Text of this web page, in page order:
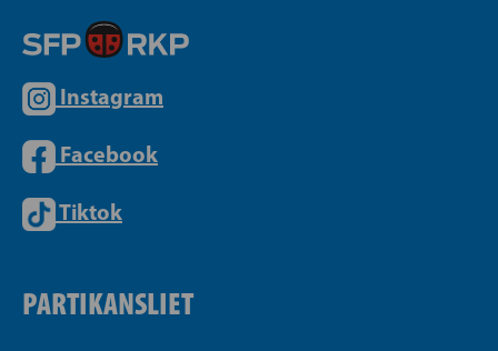
Instagram
Facebook
Tiktok
PARTIKANSLIET